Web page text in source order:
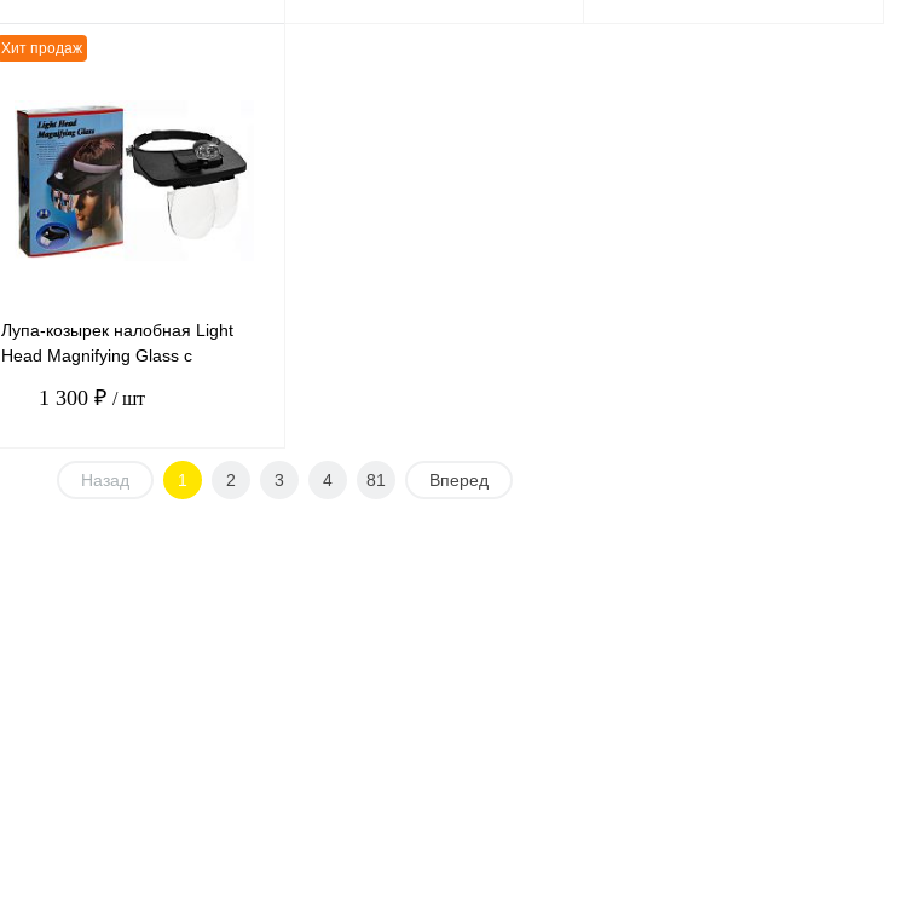
К сравнению
В избранное
наличии
Хит продаж
Лупа-козырек налобная Light
Head Magnifying Glass с
1 300 ₽ / шт
В корзину
Назад 1 2 3 4 81 Вперед